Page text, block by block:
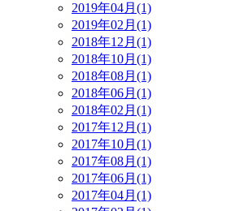
2019年04月(1)
2019年02月(1)
2018年12月(1)
2018年10月(1)
2018年08月(1)
2018年06月(1)
2018年02月(1)
2017年12月(1)
2017年10月(1)
2017年08月(1)
2017年06月(1)
2017年04月(1)